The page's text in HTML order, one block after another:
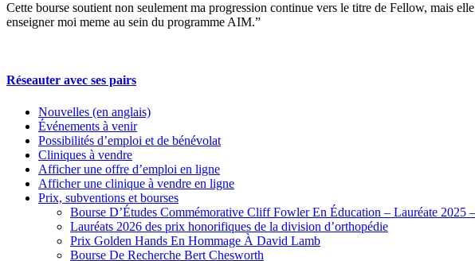
Cette bourse soutient non seulement ma progression continue vers le titre de Fellow, mais
enseigner moi meme au sein du programme AIM.”
Réseauter avec ses pairs
Nouvelles (en anglais)
Événements à venir
Possibilités d’emploi et de bénévolat
Cliniques à vendre
Afficher une offre d’emploi en ligne
Afficher une clinique à vendre en ligne
Prix, subventions et bourses
Bourse D’Études Commémorative Cliff Fowler En Éducation – Lauréate 2025
Lauréats 2026 des prix honorifiques de la division d’orthopédie
Prix Golden Hands En Hommage À David Lamb
Bourse De Recherche Bert Chesworth